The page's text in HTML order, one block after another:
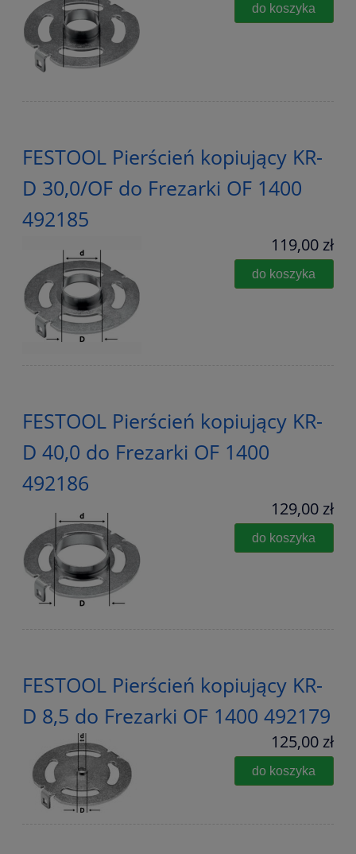
do koszyka
FESTOOL Pierścień kopiujący KR-
D 30,0/OF do Frezarki OF 1400
492185
119,00 zł
do koszyka
FESTOOL Pierścień kopiujący KR-
D 40,0 do Frezarki OF 1400
492186
129,00 zł
do koszyka
FESTOOL Pierścień kopiujący KR-
D 8,5 do Frezarki OF 1400 492179
125,00 zł
do koszyka